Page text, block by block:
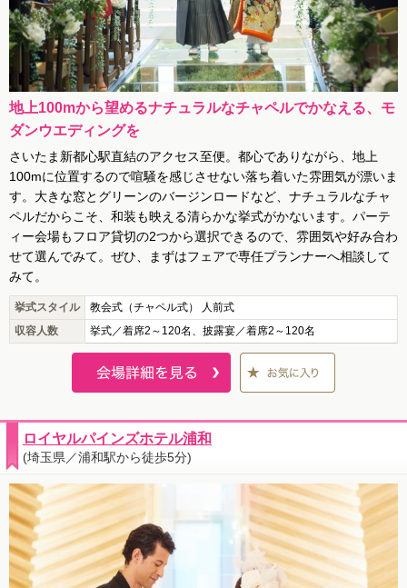
地上100mから望めるナチュラルなチャペルでかなえる、モ
ダンウエディングを
さいたま新都心駅直結のアクセス至便。都心でありながら、地上
100mに位置するので喧騒を感じさせない落ち着いた雰囲気が漂いま
す。大きな窓とグリーンのバージンロードなど、ナチュラルなチャ
ペルだからこそ、和装も映える清らかな挙式がかないます。パーテ
ィー会場もフロア貸切の2つから選択できるので、雰囲気や好み合わ
せて選んでみて。ぜひ、まずはフェアで専任プランナーへ相談して
みて。
挙式スタイル
教会式（チャペル式） 人前式
収容人数
挙式／着席2～120名、披露宴／着席2～120名
ロイヤルパインズホテル浦和
(埼玉県／浦和駅から徒歩5分)